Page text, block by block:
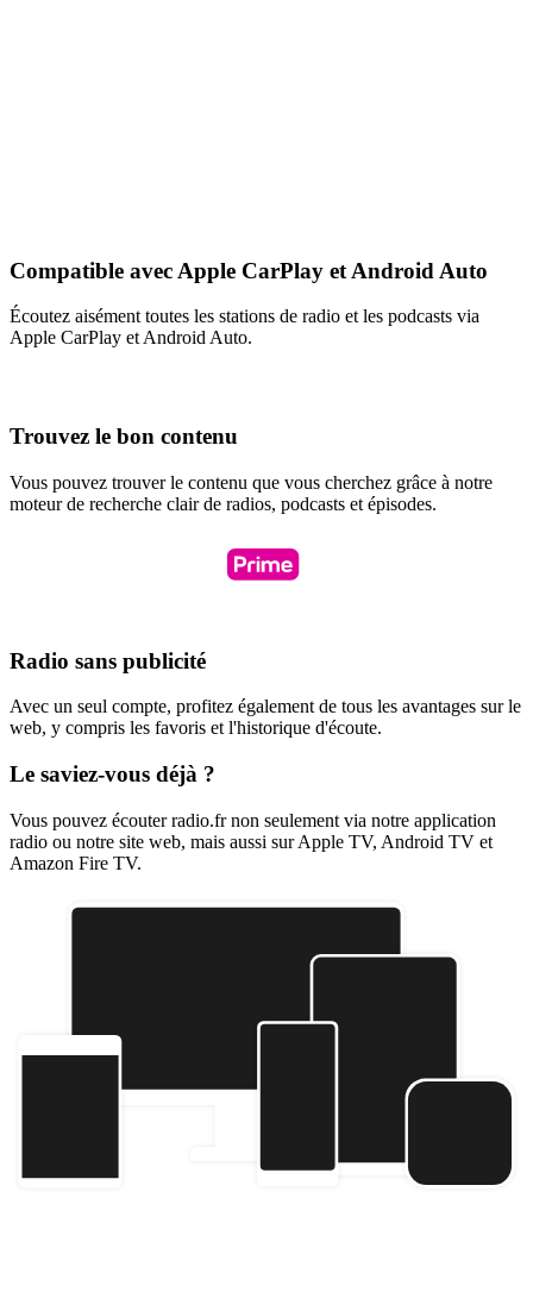
Compatible avec Apple CarPlay et Android Auto
Écoutez aisément toutes les stations de radio et les podcasts via
Apple CarPlay et Android Auto.
Trouvez le bon contenu
Vous pouvez trouver le contenu que vous cherchez grâce à notre
moteur de recherche clair de radios, podcasts et épisodes.
Radio sans publicité
Avec un seul compte, profitez également de tous les avantages sur le
web, y compris les favoris et l'historique d'écoute.
Le saviez-vous déjà ?
Vous pouvez écouter radio.fr non seulement via notre application
radio ou notre site web, mais aussi sur Apple TV, Android TV et
Amazon Fire TV.